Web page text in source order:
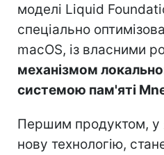
моделі Liquid
спеціально
macOS, із власними
механізмом
системою пам'яті
Першим продуктом, у
нову технологію,